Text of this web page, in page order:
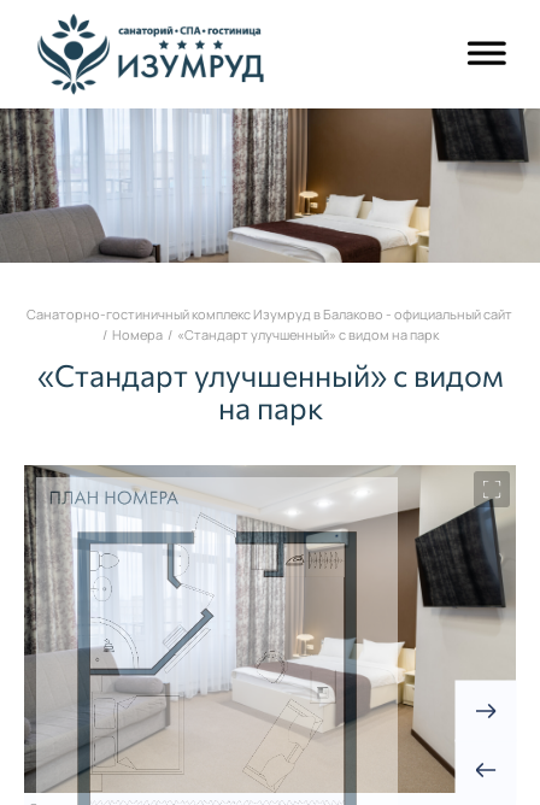
Санаторно-гостиничный комплекс Изумруд в Балаково - официальный сайт
/ Номера/ «Стандарт улучшенный» с видом на парк
«Стандарт улучшенный» с видом
на парк